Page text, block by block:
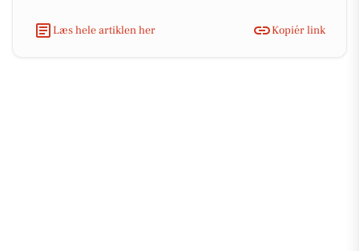
Læs hele artiklen her Kopiér link